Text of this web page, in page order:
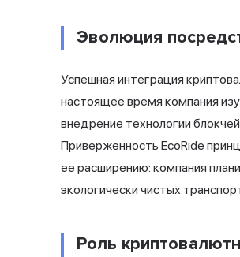
Эволюция
Успешная интеграция
настоящее время компания
внедрение технологии
Приверженность EcoRide
ее расширению: компания
экологически чистых
Роль